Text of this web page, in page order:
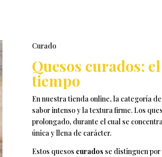
Curado
Quesos curados:
tiempo
En nuestra tienda online, la categoría
sabor intenso y la textura firme. Los
prolongado, durante el cual se
única y llena de carácter.
Estos quesos curados se distinguen